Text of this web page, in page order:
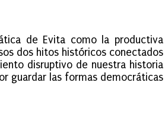
de Evita como la productiva
dos hitos históricos conectados
disruptivo de nuestra historia
guardar las formas democráticas